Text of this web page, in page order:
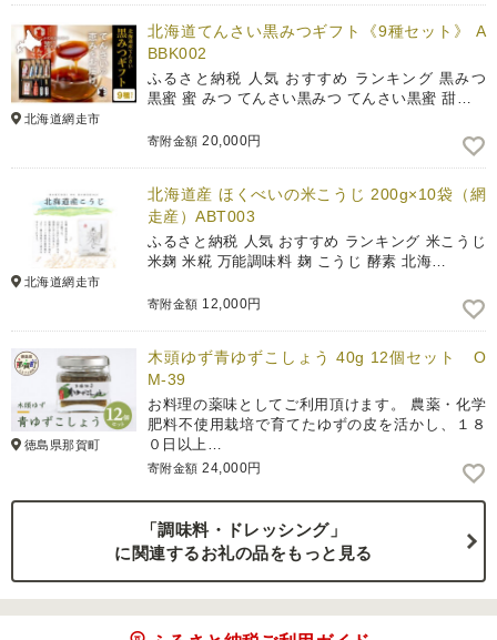
北海道網走市
北海道てんさい黒みつギフト《9種セット》 A
BBK002
ふるさと納税 人気 おすすめ ランキング 黒みつ
黒蜜 蜜 みつ てんさい黒みつ てんさい黒蜜 甜…
寄附金額 20,000円
北海道網走市
北海道産 ほくべいの米こうじ 200g×10袋（網
走産）ABT003
ふるさと納税 人気 おすすめ ランキング 米こうじ
米麹 米糀 万能調味料 麹 こうじ 酵素 北海…
寄附金額 12,000円
徳島県那賀町
木頭ゆず青ゆずこしょう 40g 12個セット O
M-39
お料理の薬味としてご利用頂けます。 農薬・化学
肥料不使用栽培で育てたゆずの皮を活かし、１８
０日以上…
寄附金額 24,000円
「調味料・ドレッシング」
に関連するお礼の品をもっと見る